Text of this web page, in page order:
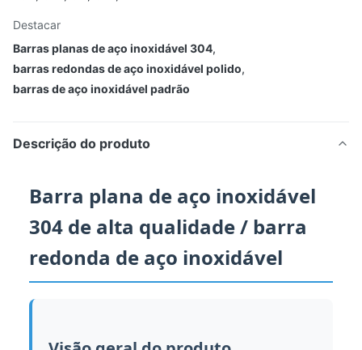
Destacar
Barras planas de aço inoxidável 304,
barras redondas de aço inoxidável polido,
barras de aço inoxidável padrão
Descrição do produto
Barra plana de aço inoxidável
304 de alta qualidade / barra
redonda de aço inoxidável